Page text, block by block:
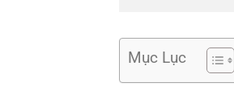
Mục Lục